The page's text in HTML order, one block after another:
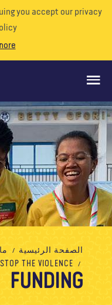
you accept our
policy.
more
ماذا نفعل
ادعمونا
تطوع
الأحداث
عالمنا
معلومات عنا مدونة الأخبار
الصفحة الرئيسية
ماذا
STOP THE VIOLENCE
FUNDING